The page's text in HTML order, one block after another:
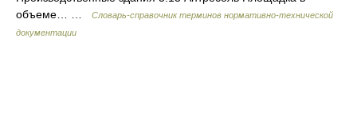
объеме… …
Словарь-справочник терминов нормативно-технической
документации